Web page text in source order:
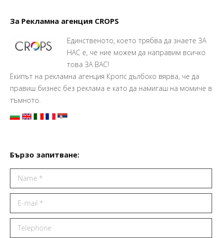
За Рекламна агенция CROPS
Единственото, което трябва да знаете ЗА
НАС е, че ние можем да направим всичко
това ЗА ВАС!
Екипът на рекламна агенция Кропс дълбоко вярва, че да
правиш бизнес без реклама е като да намигаш на момиче в
тъмното.
Бързо запитване:
Name *
E-mail *
Telephone